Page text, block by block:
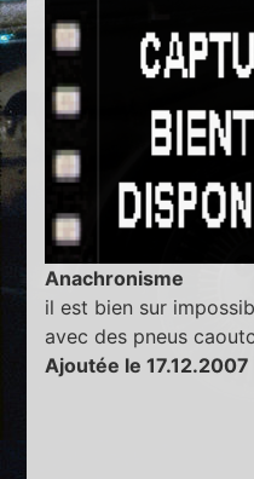
Anachronisme
il est bien sur
avec des pneus
Ajoutée le 17.12.2007